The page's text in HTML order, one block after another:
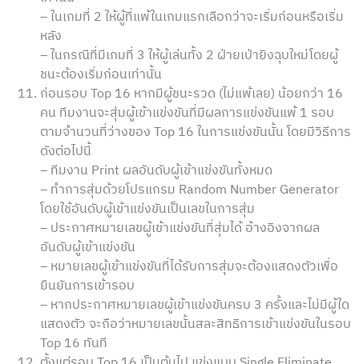
– ในเกมที่ 2 ให้ผู้ที่แพ้ในเกมแรกเลือกว่าจะเริ่มก่อนหรือเริ่ม
หลัง
– ในกรณีที่มีเกมที่ 3 ให้ผู้เล่นทั้ง 2 ฝ่ายเป่ายิงฉุบใหม่โดยผู้
ชนะต้องเริ่มก่อนเท่านั้น
ก่อนรอบ Top 16 หากมีผู้ชนะรวด (ไม่แพ้เลย) น้อยกว่า 16
คน ทีมงานจะสุ่มผู้เข้าแข่งขันที่มีผลการแข่งขันแพ้ 1 รอบ
ตามจำนวนที่ว่างของ Top 16 ในการแข่งขันนั้น โดยมีวิธีการ
ดังต่อไปนี้
– ทีมงาน Print ผลอันดับผู้เข้าแข่งขันทั้งหมด
– ทำการสุ่มด้วยโปรแกรม Random Number Generator
โดยใช้อันดับผู้เข้าแข่งขันเป็นเลขในการสุ่ม
– ประกาศหมายเลขผู้เข้าแข่งขันที่สุ่มได้ อ้างอิงจากผล
อันดับผู้เข้าแข่งขัน
– หมายเลขผู้เข้าแข่งขันที่ได้รับการสุ่มจะต้องแสดงตัวเพื่อ
ยืนยันการเข้ารอบ
– หากประกาศหมายเลขผู้เข้าแข่งขันครบ 3 ครั้งและไม่มีผู้ใด
แสดงตัว จะถือว่าหมายเลขนั้นสละสิทธิการเข้าแข่งขันในรอบ
Top 16 ทันที